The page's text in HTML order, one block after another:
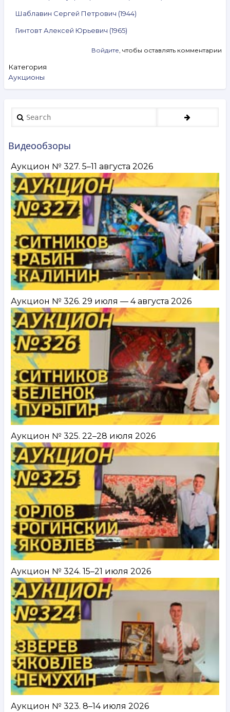
Шаблавин Сергей Петрович (1944)
Гинтовт Алексей Юрьевич (1965)
Войдите , чтобы оставлять комментарии
Категория
Аукционы
Search
Видеообзоры
Аукцион № 327. 5–11 августа 2026
Аукцион № 326. 29 июля — 4 августа 2026
Аукцион № 325. 22–28 июля 2026
Аукцион № 324. 15–21 июля 2026
Аукцион № 323. 8–14 июля 2026